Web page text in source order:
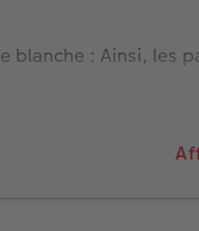
blanche : Ainsi, les